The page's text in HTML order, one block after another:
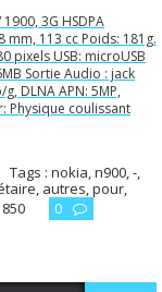
3G HSDPA
mm, 113 cc Poids: 181g.
pixels USB: microUSB
Sortie Audio : jack
DLNA APN: 5MP,
Physique coulissant
Tags :nokia ,n900 ,-
autres pour
850 0